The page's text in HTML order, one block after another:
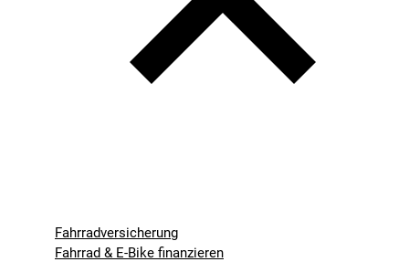
Fahrradversicherung
Fahrrad & E-Bike finanzieren